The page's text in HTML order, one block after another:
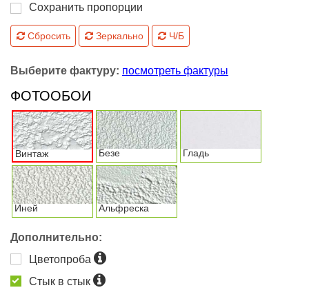
Сохранить пропорции
Сбросить Зеркально Ч/Б
Выберите фактуру: посмотреть фактуры
ФОТООБОИ
Винтаж Безе Гладь
Иней Альфреска
Дополнительно:
Цветопроба
Стык в стык